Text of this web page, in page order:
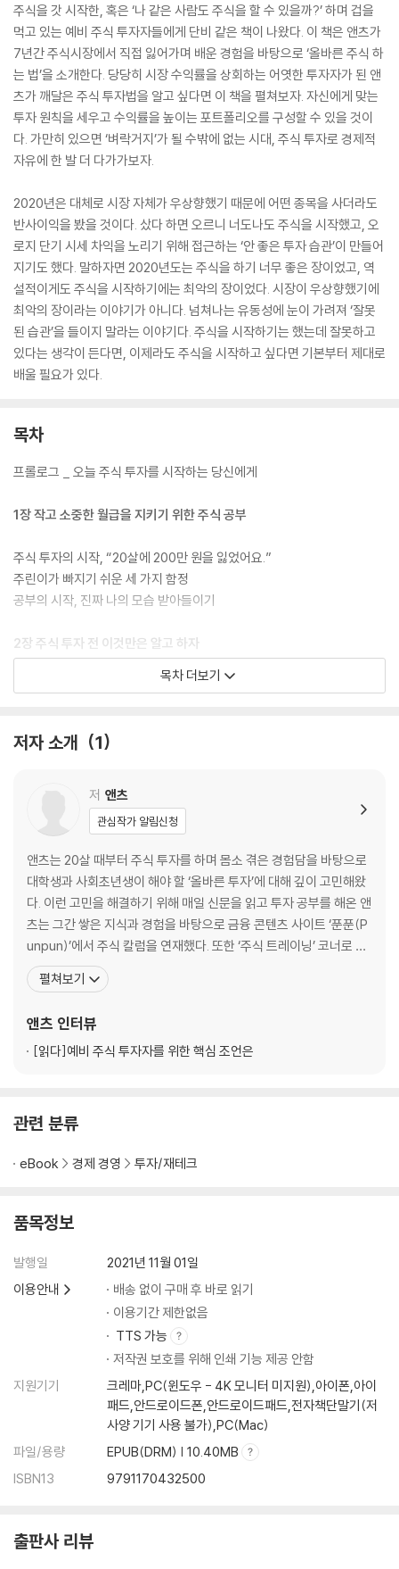
주식을 갓 시작한, 혹은 ‘나 같은 사람도 주식을 할 수 있을까?’ 하며 겁을
먹고 있는 예비 주식 투자자들에게 단비 같은 책이 나왔다. 이 책은 앤츠가
7년간 주식시장에서 직접 잃어가며 배운 경험을 바탕으로 ‘올바른 주식 하
는 법’을 소개한다. 당당히 시장 수익률을 상회하는 어엿한 투자자가 된 앤
츠가 깨달은 주식 투자법을 알고 싶다면 이 책을 펼쳐보자. 자신에게 맞는
투자 원칙을 세우고 수익률을 높이는 포트폴리오를 구성할 수 있을 것이
다. 가만히 있으면 ‘벼락거지’가 될 수밖에 없는 시대, 주식 투자로 경제적
자유에 한 발 더 다가가보자.
2020년은 대체로 시장 자체가 우상향했기 때문에 어떤 종목을 사더라도
반사이익을 봤을 것이다. 샀다 하면 오르니 너도나도 주식을 시작했고, 오
로지 단기 시세 차익을 노리기 위해 접근하는 ‘안 좋은 투자 습관’이 만들어
지기도 했다. 말하자면 2020년도는 주식을 하기 너무 좋은 장이었고, 역
설적이게도 주식을 시작하기에는 최악의 장이었다. 시장이 우상향했기에
최악의 장이라는 이야기가 아니다. 넘쳐나는 유동성에 눈이 가려져 ‘잘못
된 습관’을 들이지 말라는 이야기다. 주식을 시작하기는 했는데 잘못하고
있다는 생각이 든다면, 이제라도 주식을 시작하고 싶다면 기본부터 제대로
배울 필요가 있다.
목차
프롤로그 _ 오늘 주식 투자를 시작하는 당신에게
1장 작고 소중한 월급을 지키기 위한 주식 공부
주식 투자의 시작, “20살에 200만 원을 잃었어요.”
주린이가 빠지기 쉬운 세 가지 함정
공부의 시작, 진짜 나의 모습 받아들이기
2장 주식 투자 전 이것만은 알고 하자
천 리 길도 한 걸음부터 ① 주식 투자 용어 정리
천 리 길도 한 걸음부터 ④ 제대로 분산 투자해라!
3장 돈 되는 종목은 따로 있다
어떤 종목이 좋은 종목인가요? 재무제표 보기
매출액, 영업이익, 당기순이익, 뭣이 중헌디?
기업의 가계부 현금흐름표 보기
내 종목은 고평가일까, 저평가일까?
수익성만큼 중요한 안정성 파악하기
4장 언제 사고 언제 팔아야 하나요?
매매 시점 판단을 돕는 기술적 분석
관건은 투자 성향이다, 포지셔닝별 매매 시점
5장 월급쟁이 앤츠의 투자 계획
실전 포트폴리오 구성하기(Feat. 앤츠의 포트폴리오)
애프터 코로나 시대 M&A를 주목하라!
에필로그 _ 오늘의 작은 돈이 당신의 경제적 자유가 되기를
목차 더보기
저자 소개 1
저 앤츠
관심작가 알림신청
앤츠는 20살 때부터 주식 투자를 하며 몸소 겪은 경험담을 바탕으로
대학생과 사회초년생이 해야 할 ‘올바른 투자’에 대해 깊이 고민해왔
다. 이런 고민을 해결하기 위해 매일 신문을 읽고 투자 공부를 해온 앤
츠는 그간 쌓은 지식과 경험을 바탕으로 금융 콘텐츠 사이트 ‘푼푼(P
unpun)’에서 주식 칼럼을 연재했다. 또한 ‘주식 트레이닝’ 코너로 투
자자들에게 매주 글로벌 시장 시황을 분석하고 설명하는 글을 쓰기도
했다. 앤츠는 적은 돈으로 착실히 쌓아나가는 투자를 지향점으로 삼
인사이트를 제공한다. 이제는 자산운용사에
펼쳐보기
앤츠 인터뷰
[읽다]예비 주식 투자자를 위한 핵심 조언은
관련 분류
eBook 경제 경영 투자/재테크
품목정보
발행일
2021년 11월 01일
이용안내
배송 없이 구매 후 바로 읽기
이용기간 제한없음
TTS 가능
저작권 보호를 위해 인쇄 기능 제공 안함
지원기기
크레마,PC(윈도우 - 4K 모니터 미지원),아이폰,아이
패드,안드로이드폰,안드로이드패드,전자책단말기(저
사양 기기 사용 불가),PC(Mac)
파일/용량
EPUB(DRM) | 10.40MB
ISBN13
9791170432500
출판사 리뷰